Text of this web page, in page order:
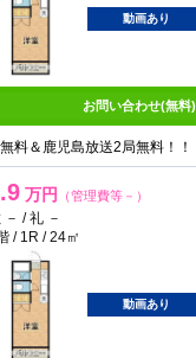
動画あり
お問い合わせ(無料)
料＆鹿児島放送2局無料！！
万円 （管理費等－）
－ / 礼 －
/ 1R / 24㎡
動画あり